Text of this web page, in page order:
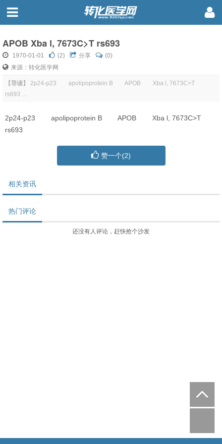
APOB Xba l, 7673C>T rs693
1970-01-01 (2) 分享
(0)
来源：转化医学网
【导读】
2p24-p23 apolipoprotein B APOB Xba l, 7673C>T
rs693 ...
2p24-p23 apolipoprotein B APOB Xba l, 7673C>T
rs693
赞一个(2)
相关资讯
热门评论
还没有人评论，赶快抢个沙发